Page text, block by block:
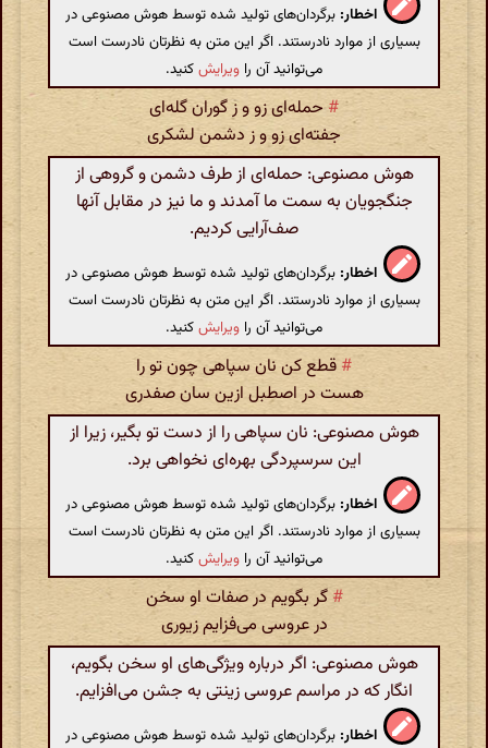
اخطار: برگردان‌های تولید شده توسط هوش مصنوعی در
بسیاری از موارد نادرستند. اگر این متن به نظرتان نادرست است
می‌توانید آن را ویرایشکنید.
#حمله‌ای زو و ز گوران گله‌ای
جفته‌ای زو و ز دشمن لشکری
هوش مصنوعی: حمله‌ای از طرف دشمن و گروهی از
جنگجویان به سمت ما آمدند و ما نیز در مقابل آنها
صف‌آرایی کردیم.
اخطار: برگردان‌های تولید شده توسط هوش مصنوعی در
بسیاری از موارد نادرستند. اگر این متن به نظرتان نادرست است
می‌توانید آن را ویرایشکنید.
# قطع کن نان سپاهی چون تو را
هست در اصطبل ازین سان صفدری
هوش مصنوعی: نان سپاهی را از دست تو بگیر، زیرا از
این سرسپردگی بهره‌ای نخواهی برد.
اخطار: برگردان‌های تولید شده توسط هوش مصنوعی در
بسیاری از موارد نادرستند. اگر این متن به نظرتان نادرست است
می‌توانید آن را ویرایشکنید.
# گر بگویم در صفات او سخن
در عروسی می‌فزایم زیوری
هوش مصنوعی: اگر درباره ویژگی‌های او سخن بگویم،
انگار که در مراسم عروسی زینتی به جشن می‌افزایم.
اخطار: برگردان‌های تولید شده توسط هوش مصنوعی در